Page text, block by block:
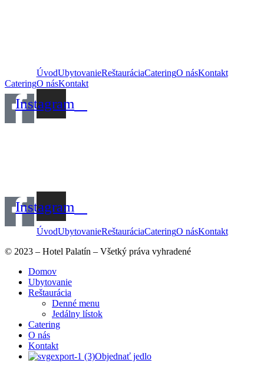
ÚvodUbytovanieReštauráciaCateringO násKontakt
CateringO násKontakt
Instagram
Instagram
ÚvodUbytovanieReštauráciaCateringO násKontakt
© 2023 – Hotel Palatín – Všetký práva vyhradené
Domov
Ubytovanie
Reštaurácia
Denné menu
Jedálny lístok
Catering
O nás
Kontakt
Objednať jedlo